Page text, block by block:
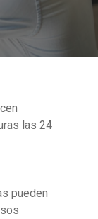
las 24
pueden